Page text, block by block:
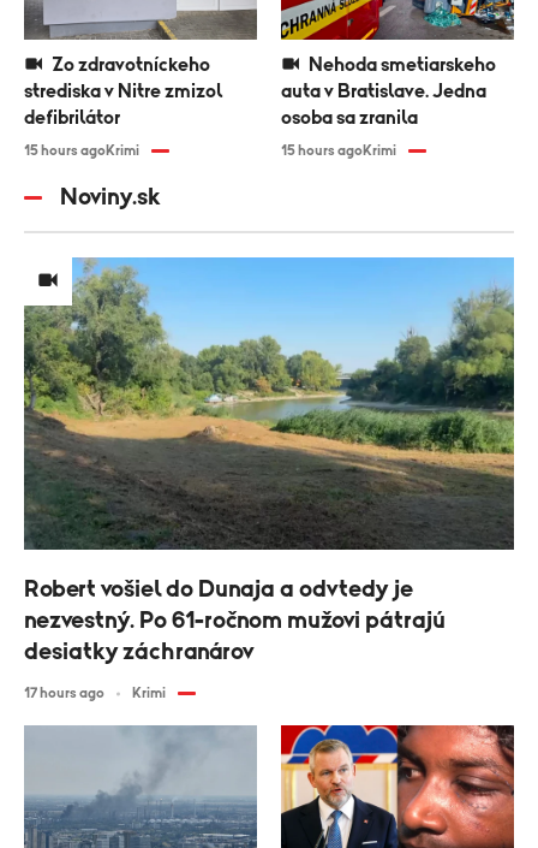
strediska v Nitre zmizol
defibrilátor
15 hours agoKrimi
auta v Bratislave. Jedna
osoba sa zranila
15 hours agoKrimi
Noviny.sk
Robert vošiel do Dunaja a odvtedy je
nezvestný. Po 61-ročnom mužovi pátrajú
desiatky záchranárov
17 hours ago Krimi